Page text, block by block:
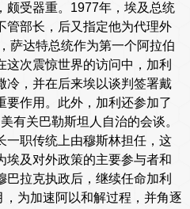
颇受器重。1977年，埃及总统
管部长，后又指定他为代理外
萨达特总统作为第一个阿拉伯
次震惊世界的访问中，加利
冷，并在后来埃以谈判签署戴
要作用。此外，加利还参加了
有关巴勒斯坦人自治的会谈。
一职传统上由穆斯林担任，这
埃及对外政策的主要参与者和
拉克执政后，继续任命加利
为加速阿以和解过程，并角逐